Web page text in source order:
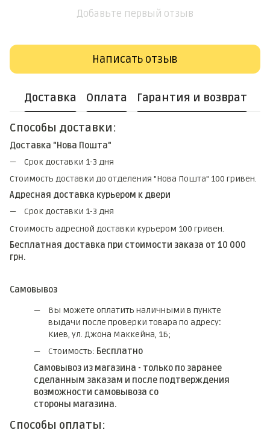
Добавьте первый отзыв
Написать отзыв
Доставка Оплата Гарантия и возврат
Способы доставки:
Доставка "Нова Пошта"
Срок доставки 1-3 дня
Стоимость доставки до отделения "Нова Пошта" 100 гривен.
Адресная доставка курьером к двери
Срок доставки 1-3 дня
Стоимость адресной доставки курьером 100 гривен.
Бесплатная доставка при стоимости заказа от 10 000
грн.
Самовывоз
Вы можете оплатить наличными в пункте
выдачи после проверки товара по адресу:
Киев, ул. Джона Маккейна, 1Б;
Стоимость: Бесплатно
Самовывоз из магазина - только по заранее
сделанным заказам и после подтверждения
возможности самовывоза со
стороны магазина.
Способы оплаты: